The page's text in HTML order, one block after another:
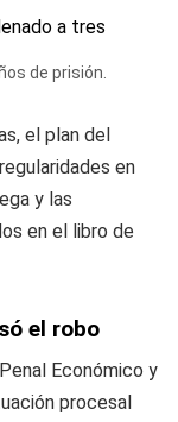
de prisión.
el plan del
en
y las
en el libro de
el robo
Económico y
procesal